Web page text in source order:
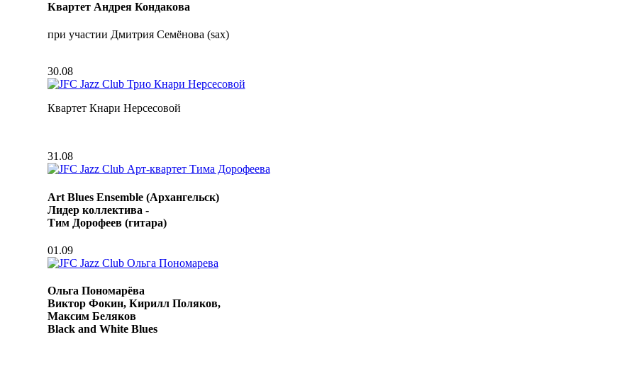
Квартет Андрея Кондакова
при участии Дмитрия Семёнова (sax)
30.08
Квартет Кнари Нерсесовой
31.08
Art Blues Ensemble (Архангельск)
Лидер коллектива -
Тим Дорофеев (гитара)
01.09
Ольга Пономарёва
Виктор Фокин, Кирилл Поляков,
Максим Беляков
Black and White Blues